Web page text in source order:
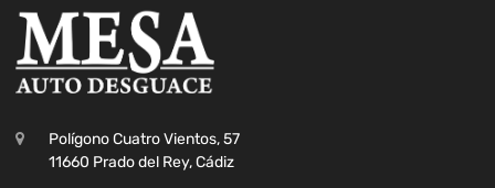
Polígono Cuatro Vientos, 57
11660 Prado del Rey, Cádiz